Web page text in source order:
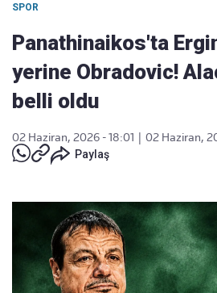
SPOR
Panathinaikos'ta
yerine Obradovic!
belli oldu
02 Haziran, 2026 - 18:01
02 Haziran,
Paylaş